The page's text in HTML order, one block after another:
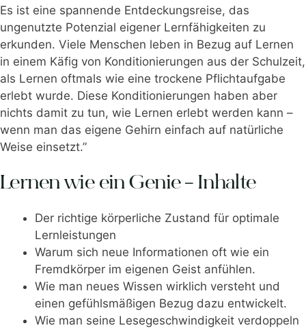
Es ist eine spannende Entdeckungsreise, das
ungenutzte Potenzial eigener Lernfähigkeiten zu
erkunden. Viele Menschen leben in Bezug auf Lernen
in einem Käfig von Konditionierungen aus der Schulzeit,
als Lernen oftmals wie eine trockene Pflichtaufgabe
erlebt wurde. Diese Konditionierungen haben aber
nichts damit zu tun, wie Lernen erlebt werden kann –
wenn man das eigene Gehirn einfach auf natürliche
Weise einsetzt.”
Lernen wie ein Genie – Inhalte
Der richtige körperliche Zustand für optimale
Lernleistungen
Warum sich neue Informationen oft wie ein
Fremdkörper im eigenen Geist anfühlen.
Wie man neues Wissen wirklich versteht und
einen gefühlsmäßigen Bezug dazu entwickelt.
Wie man seine Lesegeschwindigkeit verdoppeln